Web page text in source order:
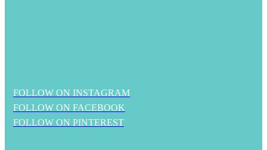
FOLLOW ON INSTAGRAM
FOLLOW ON FACEBOOK
FOLLOW ON PINTEREST